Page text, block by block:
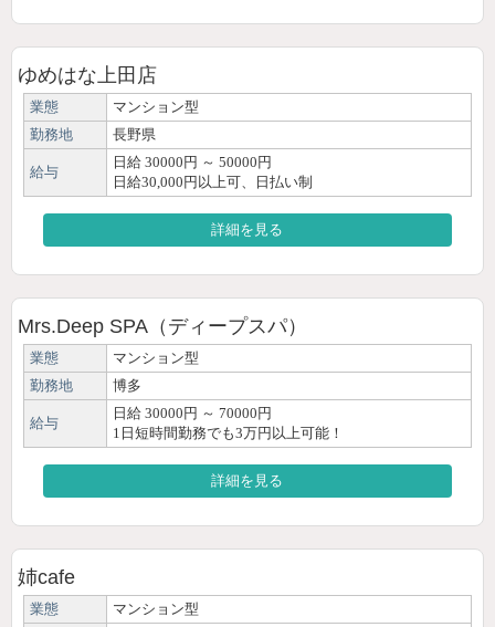
ゆめはな上田店
業態
マンション型
勤務地
長野県
給与
日給 30000円 ～ 50000円
日給30,000円以上可、日払い制
詳細を見る
Mrs.Deep SPA（ディープスパ）
業態
マンション型
勤務地
博多
給与
日給 30000円 ～ 70000円
1日短時間勤務でも3万円以上可能！
詳細を見る
姉cafe
業態
マンション型